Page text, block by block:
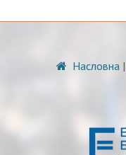
Насловна |